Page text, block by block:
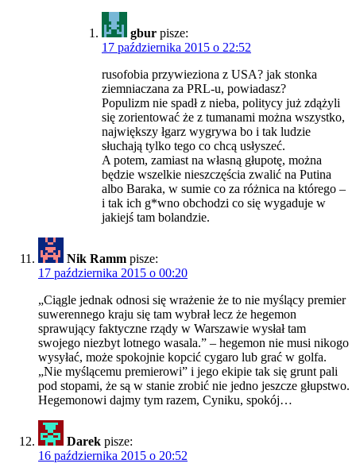
gbur pisze:
17 października 2015 o 22:52
rusofobia przywieziona z USA? jak stonka
ziemniaczana za PRL-u, powiadasz?
Populizm nie spadł z nieba, politycy już zdążyli
się zorientować że z tumanami można wszystko,
największy łgarz wygrywa bo i tak ludzie
słuchają tylko tego co chcą usłyszeć.
A potem, zamiast na własną głupotę, można
będzie wszelkie nieszczęścia zwalić na Putina
albo Baraka, w sumie co za różnica na którego –
i tak ich g*wno obchodzi co się wygaduje w
jakiejś tam bolandzie.
Nik Ramm pisze:
17 października 2015 o 00:20
„Ciągle jednak odnosi się wrażenie że to nie myślący premier
suwerennego kraju się tam wybrał lecz że hegemon
sprawujący faktyczne rządy w Warszawie wysłał tam
swojego niezbyt lotnego wasala.” – hegemon nie musi nikogo
wysyłać, może spokojnie kopcić cygaro lub grać w golfa.
„Nie myślącemu premierowi” i jego ekipie tak się grunt pali
pod stopami, że są w stanie zrobić nie jedno jeszcze głupstwo.
Hegemonowi dajmy tym razem, Cyniku, spokój…
Darek pisze:
16 października 2015 o 20:52